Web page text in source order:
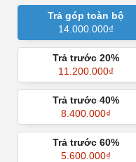
Trả góp toàn bộ
14.000.000₫
Trả trước 20%
11.200.000₫
Trả trước 40%
8.400.000₫
Trả trước 60%
5.600.000₫